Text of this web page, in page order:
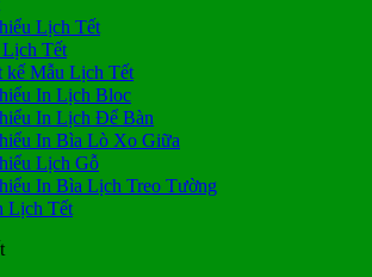
Lịch Tết
Tết
kế Mẫu Lịch Tết
In Lịch Bloc
In Lịch Để Bàn
In Bìa Lò Xo Giữa
Lịch Gỗ
In Bìa Lịch Treo Tường
Lịch Tết